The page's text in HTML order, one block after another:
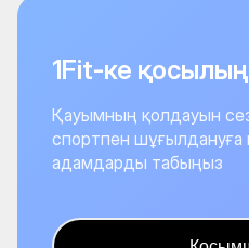
1Fit-ке
Қауымның қолдауын
спортпен шұғылдануға
адамдарды табыңыз